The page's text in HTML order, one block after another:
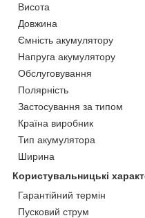
Висота
Довжина
Ємність акумулятору
Напруга акумулятору
Обслуговування
Полярність
Застосування за типом
Країна виробник
Тип акумулятора
Ширина
Користувальницькі
Гарантійний термін
Пусковий струм